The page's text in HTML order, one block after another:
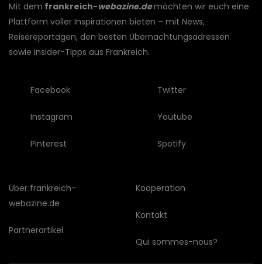
Mit dem frankreich-webazine.demöchten wir euch eine
Plattform voller Inspirationen bieten – mit News,
Reisereportagen, den besten Übernachtungsadressen
sowie Insider-Tipps aus Frankreich.
Facebook
Instagram
Pinterest
Twitter
Youtube
Spotify
Über frankreich-
webazine.de
Partnerartikel
Kooperation
Kontakt
Qui sommes-nous?